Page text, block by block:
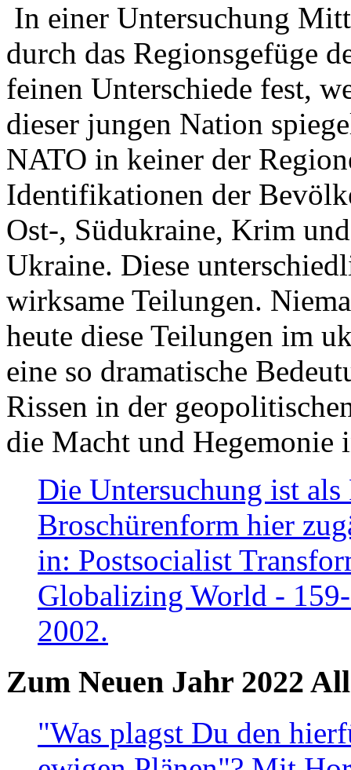
In einer Untersuchung
durch das Regionsgefüge
feinen Unterschiede fest,
dieser jungen Nation
NATO in keiner der
Identifikationen der
Ost-, Südukraine, Krim
Ukraine. Diese
wirksame Teilungen.
heute diese Teilungen im
eine so dramatische
Rissen in der
die Macht und Hegemonie
Die Untersuchung ist
Broschürenform hier
in: Postsocialist
Globalizing World -
2002.
Zum Neuen Jahr 2022
"Was plagst Du den